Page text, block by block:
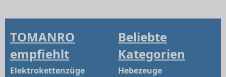
TOMANRO
empfiehlt
Elektrokettenzüge
Beliebte
Kategorien
Hebezeuge